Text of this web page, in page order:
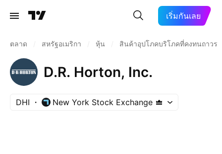
เริ่มกันเลย
ตลาด สหรัฐอเมริกา หุ้น สินค้าอุปโภคบริโภคที่คงทนถาวร
D.R. Horton, Inc.
DHI New York Stock Exchange